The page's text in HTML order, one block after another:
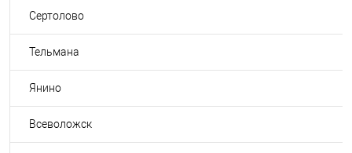
Сертолово
Тельмана
Янино
Всеволожск